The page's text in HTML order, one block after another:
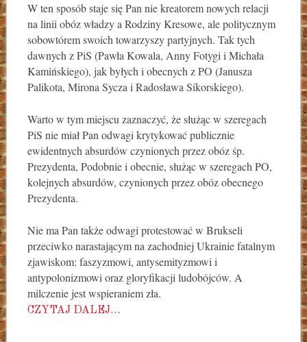
W ten sposób staje się Pan nie kreatorem nowych relacji
na linii obóz władzy a Rodziny Kresowe, ale politycznym
sobowtórem swoich towarzyszy partyjnych. Tak tych
dawnych z PiS (Pawła Kowala, Anny Fotygi i Michała
Kamińskiego), jak byłych i obecnych z PO (Janusza
Palikota, Mirona Sycza i Radosława Sikorskiego).
Warto w tym miejscu zaznaczyć, że służąc w szeregach
PiS nie miał Pan odwagi krytykować publicznie
ewidentnych absurdów czynionych przez obóz śp.
Prezydenta, Podobnie i obecnie, służąc w szeregach PO,
kolejnych absurdów, czynionych przez obóz obecnego
Prezydenta.
Nie ma Pan także odwagi protestować w Brukseli
przeciwko narastającym na zachodniej Ukrainie fatalnym
zjawiskom: faszyzmowi, antysemityzmowi i
antypolonizmowi oraz gloryfikacji ludobójców. A
milczenie jest wspieraniem zła.
CZYTAJ DALEJ…